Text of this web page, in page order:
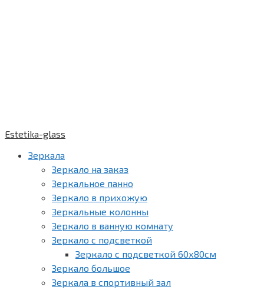
Estetika-glass
Зеркала
Зеркало на заказ
Зеркальное панно
Зеркало в прихожую
Зеркальные колонны
Зеркало в ванную комнату
Зеркало с подсветкой
Зеркало с подсветкой 60х80см
Зеркало большое
Зеркала в спортивный зал